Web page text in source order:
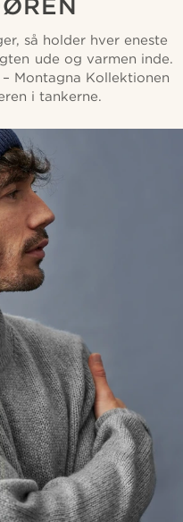
så holder hver eneste
ude og varmen inde.
Montagna Kollektionen
i tankerne.